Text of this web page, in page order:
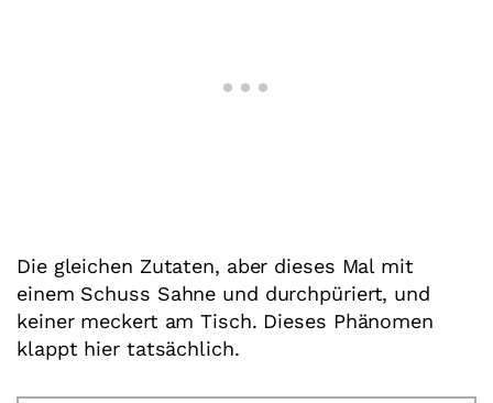
Die gleichen Zutaten, aber dieses Mal mit
einem Schuss Sahne und durchpüriert, und
keiner meckert am Tisch. Dieses Phänomen
klappt hier tatsächlich.